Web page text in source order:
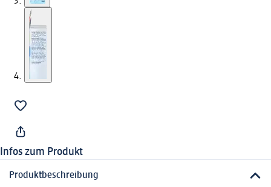
Infos zum Produkt
Produktbeschreibung